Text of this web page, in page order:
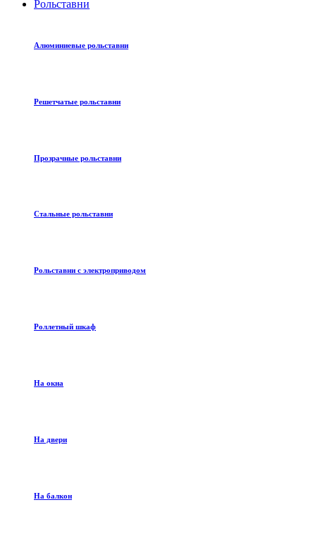
Рольставни
Алюминиевые рольставни
Решетчатые рольставни
Прозрачные рольставни
Стальные рольставни
Рольставни с электроприводом
Роллетный шкаф
На окна
На двери
На балкон